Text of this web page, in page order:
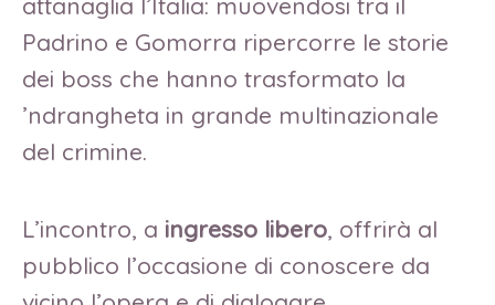
Padrino e Gomorra ripercorre le storie
dei boss che hanno trasformato la
’ndrangheta in grande multinazionale
del crimine.
L’incontro, a ingresso libero, offrirà al
pubblico l’occasione di conoscere da